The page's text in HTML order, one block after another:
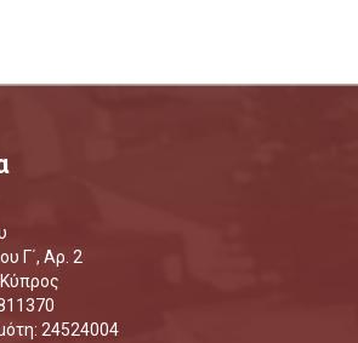
Γ΄, Αρ. 2
24524004